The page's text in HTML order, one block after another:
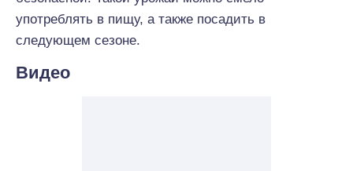
употреблять в пищу, а также посадить в
следующем сезоне.
Видео